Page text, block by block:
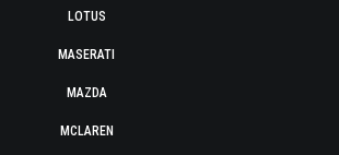
LOTUS
MASERATI
MAZDA
MCLAREN